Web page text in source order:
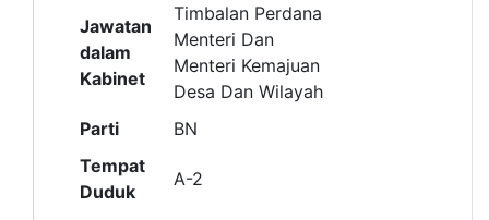
Jawatan
dalam
Kabinet
Timbalan Perdana
Menteri Dan
Menteri Kemajuan
Desa Dan Wilayah
Parti
BN
Tempat
Duduk
A-2